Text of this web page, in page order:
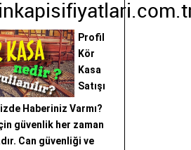
Profil
Kör
Kasa
Satışı
Haberiniz Varmı?
güvenlik her zaman
Can güvenliği ve